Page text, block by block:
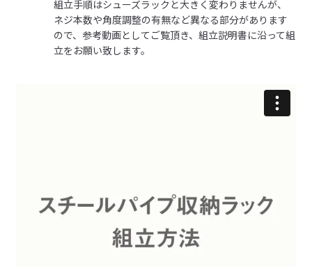
【商品特長】
◎シンプルでお部屋を選ばないデザイン
無駄をそぎ落としたシンプルなデザイン。主張をおさえた質感
【こんな方におすすめ】
玄関にあふれるシューズ類にお困りの方
大きめの靴を横並びに置ける寸法を確保しながら、棚を斜めに
することで狭い場所にもすっきり置ける寸法に。
玄関が乱れていることが地味にストレスでした。小言を言
いながら揃えたりしまったりする自分もストレス、どうし
たものかと思っていたところでMUJIのサイトでこちらが目
しにしよう！と。自分も、１日履いた靴はすぐには下駄箱
には入れていませんでしたが、こちらにしてからはすぐに
参考になった（6人）
ak
2026/04/30
購入前に思っていたより軽く動かしやすくて良い。ガタつ
シンプルで圧迫感の無いデザイン
引越し先の玄関に下駄箱がなく省スペースなシューズラッ
クを探していて、たまたまお店で実物を見て気に入り購入
参考になった（3人）
組立手順はシューズラックと大きく変わりませんが、
ネジ本数や角度調整の有無など異なる部分があります
ので、参考動画としてご覧頂き、組立説明書に沿って組
立をお願い致します。